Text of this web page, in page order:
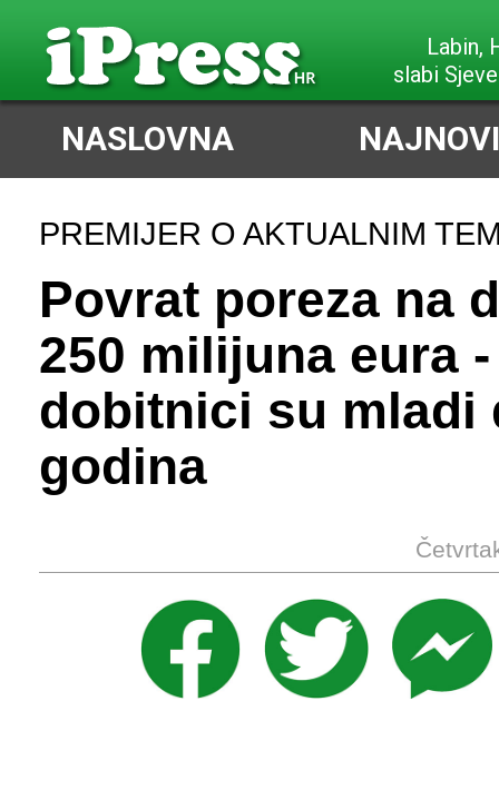
slabi
NASLOVNA
PREMIJER O AKTUALNIM
Povrat poreza na
250 milijuna eura
dobitnici su mladi
godina